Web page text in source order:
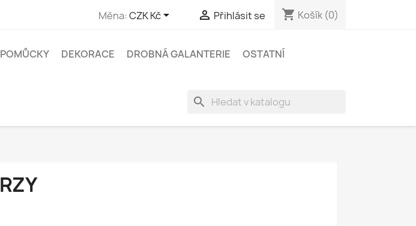
Měna:CZK Kč  Přihlásit se shopping_cart Košík (0)
POMŮCKY DEKORACE DROBNÁ GALANTERIE
OSTATNÍ
search